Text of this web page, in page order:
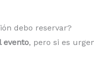
debo reservar?
evento, pero si es